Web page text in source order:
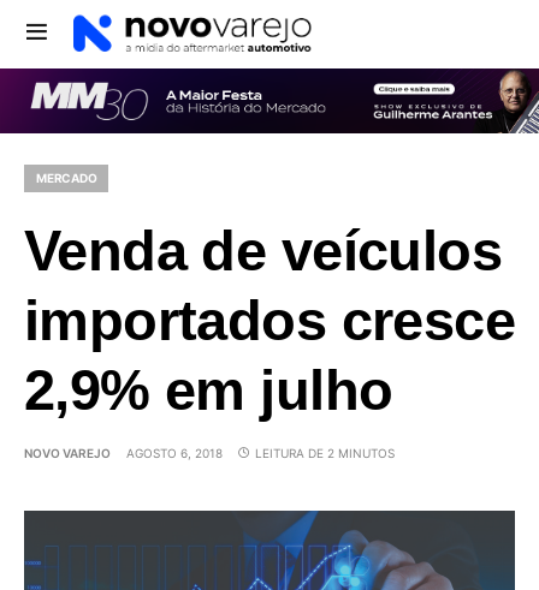
MERCADO
Venda de veículos
importados cresce
2,9% em julho
NOVO VAREJO AGOSTO 6, 2018 LEITURA DE 2 MINUTOS